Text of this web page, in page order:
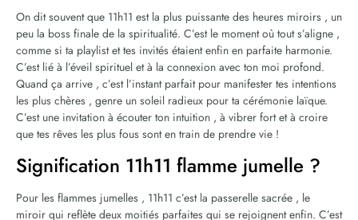
On dit souvent que 11h11 est la plus puissante des heures miroirs , un
peu la boss finale de la spiritualité. C’est le moment où tout s’aligne ,
comme si ta playlist et tes invités étaient enfin en parfaite harmonie.
C’est lié à l’éveil spirituel et à la connexion avec ton moi profond.
Quand ça arrive , c’est l’instant parfait pour manifester tes intentions
les plus chères , genre un soleil radieux pour ta cérémonie laïque.
C’est une invitation à écouter ton intuition , à vibrer fort et à croire
que tes rêves les plus fous sont en train de prendre vie !
Signification 11h11 flamme jumelle ?
Pour les flammes jumelles , 11h11 c’est la passerelle sacrée , le
miroir qui reflète deux moitiés parfaites qui se rejoignent enfin. C’est